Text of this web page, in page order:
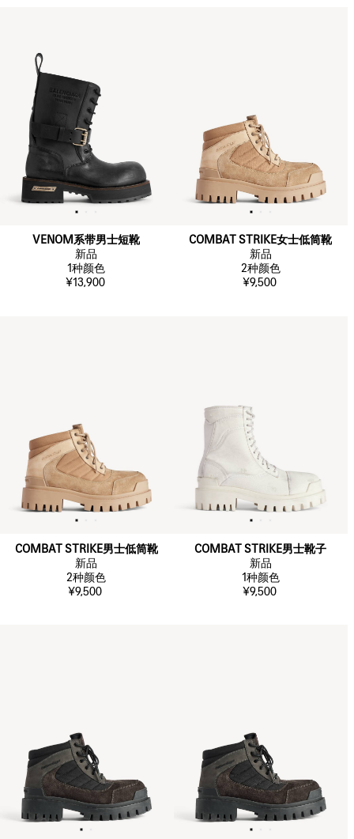
VENOM系带男士短靴
新品
1种颜色
¥13,900
COMBAT STRIKE女士低筒靴
新品
2种颜色
¥9,500
COMBAT STRIKE男士低筒靴
新品
2种颜色
¥9,500
COMBAT STRIKE男士靴子
新品
1种颜色
¥9,500